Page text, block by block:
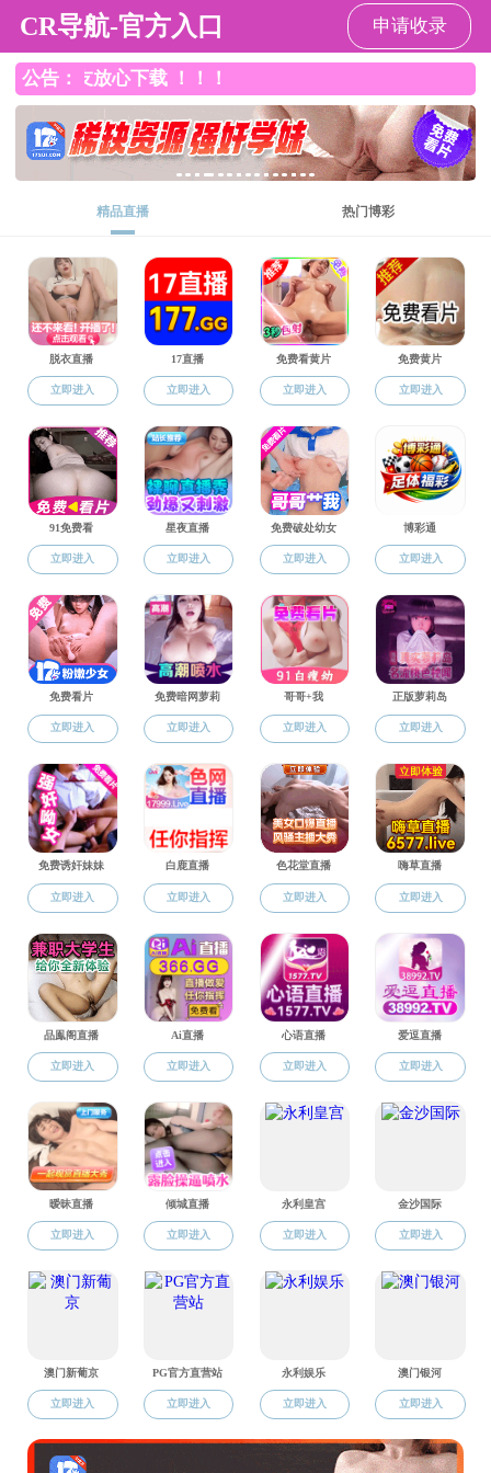
快猫
师资队伍
学生工作
学工动态
通知公告
学生组织
学子风采
奖勤助贷
创新创业
就业指南
创新创业
快猫 举办“青年榜样说
快猫 多措施营造创新创
快猫 顺利举办“景旺杯”